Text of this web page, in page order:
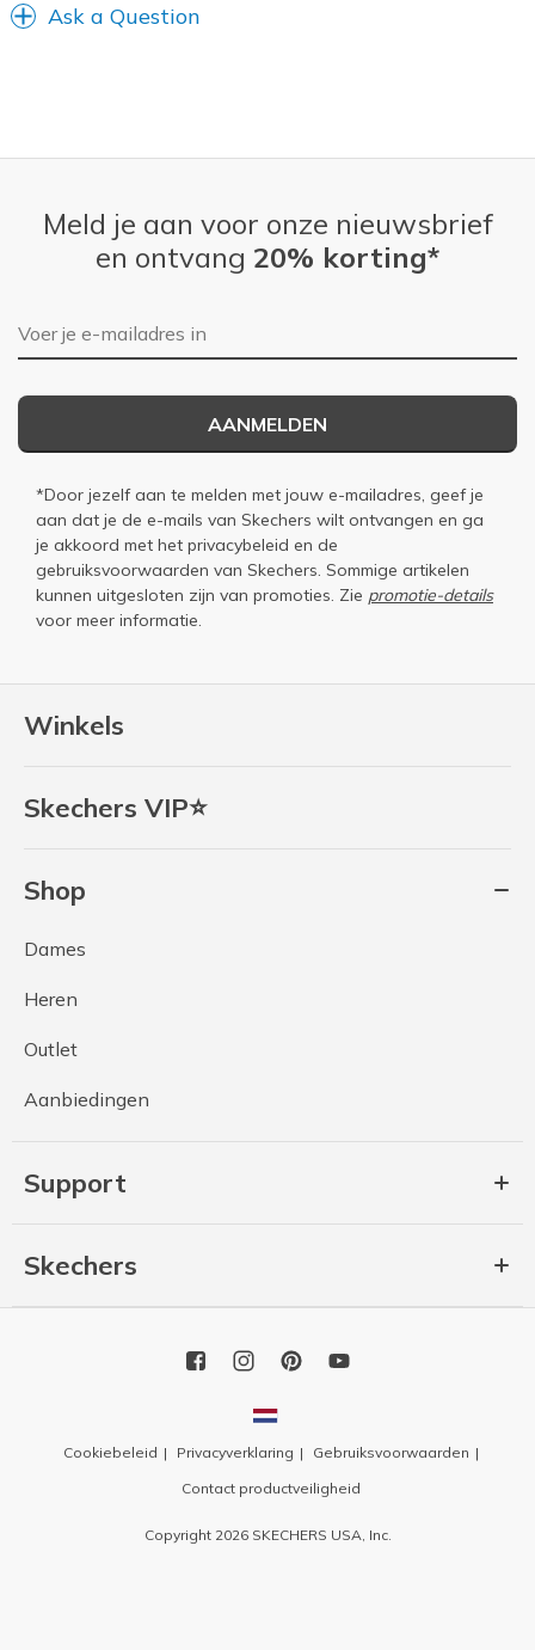
Ask a Question
Winkels
Skechers VIP⭐
Shop
Dames
Heren
Outlet
Aanbiedingen
Support
Skechers
Meld je aan voor onze nieuwsbrief
en ontvang 20% korting*
E-mailadres
AANMELDEN
*Door jezelf aan te melden met jouw e-mailadres, geef je
aan dat je de e-mails van Skechers wilt ontvangen en ga
je akkoord met het privacybeleid en de
gebruiksvoorwaarden van Skechers. Sommige artikelen
kunnen uitgesloten zijn van promoties. Zie promotie-details
voor meer informatie.
Cookiebeleid Privacyverklaring
Gebruiksvoorwaarden
Contact productveiligheid
Copyright 2026 SKECHERS USA, Inc.